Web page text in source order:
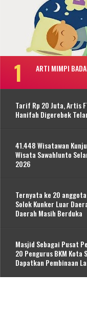
ARTI MIMPI
Tarif Rp 20 Juta, Artis
Hanifah Digerebek
41.448 Wisatawan
Wisata Sawahlunto
2026
Ternyata ke 20 anggota
Solok Kunker Luar
Daerah Masih Berduka
Masjid Sebagai Pusat
20 Pengurus BKM Kota
Dapatkan Pembinaan